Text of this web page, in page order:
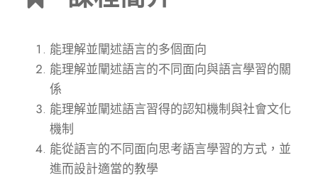
能理解並闡述語言的多個面向
能理解並闡述語言的不同面向與語言學習的關
係
能理解並闡述語言習得的認知機制與社會文化
機制
能從語言的不同面向思考語言學習的方式，並
進而設計適當的教學